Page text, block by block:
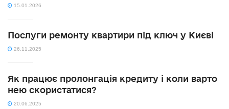
15.01.2026
Послуги ремонту квартири під ключ у Києві
26.11.2025
Як працює пролонгація кредиту і коли варто
нею скористатися?
20.06.2025